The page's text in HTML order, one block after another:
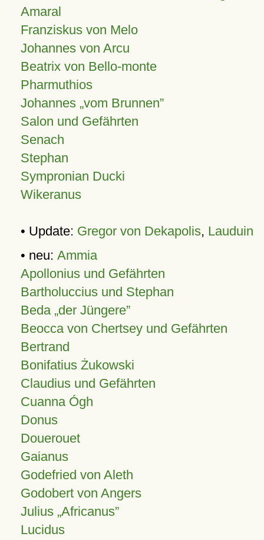
Amaral
Franziskus von Melo
Johannes von Arcu
Beatrix von Bello-monte
Pharmuthios
Johannes vom Brunnen
Salon und Gefährten
Senach
Stephan
Sympronian Ducki
Wikeranus
• Update: Gregor von Dekapolis, Lauduin
• neu: Ammia
Apollonius und Gefährten
Bartholuccius und Stephan
Beda „der Jüngere”
Beocca von Chertsey und Gefährten
Bertrand
Bonifatius Żukowski
Claudius und Gefährten
Cuanna Ógh
Donus
Douerouet
Gaianus
Godefried von Aleth
Godobert von Angers
Julius Africanus
Lucidus